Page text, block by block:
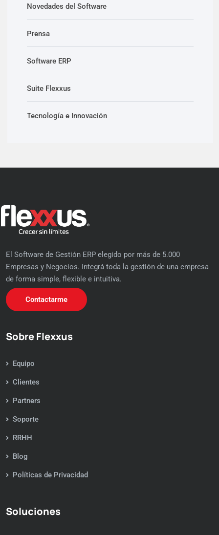
Novedades del Software
Prensa
Software ERP
Suite Flexxus
Tecnología e Innovación
El Software de Gestión ERP elegido por más de 5.000
Empresas y Negocios. Integrá toda la gestión de una empresa
de forma simple, flexible e intuitiva.
Contactarme
Sobre Flexxus
Equipo
Clientes
Partners
Soporte
RRHH
Blog
Políticas de Privacidad
Soluciones